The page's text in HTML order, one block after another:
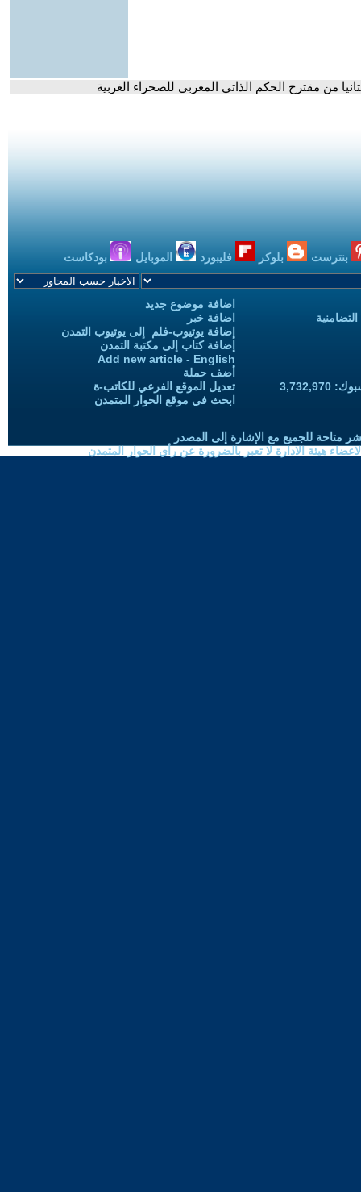
من مقترح الحكم الذاتي المغربي للصحراء الغربية
بنترست بلوكر فليبورد الموبايل بودكاست
اضافة موضوع جديد
اضافة خبر
إضافة يوتيوب-فلم إلى يوتيوب التمدن
إضافة كتاب إلى مكتبة التمدن
Add new article - English
أضف حملة
تعديل الموقع الفرعي للكاتب-ة
ابحث في موقع الحوار المتمدن
متاحة للجميع مع الإشارة إلى المصدر
هيئة الادارة لا تعبر بالضرورة عن رأي الحوار المتمدن